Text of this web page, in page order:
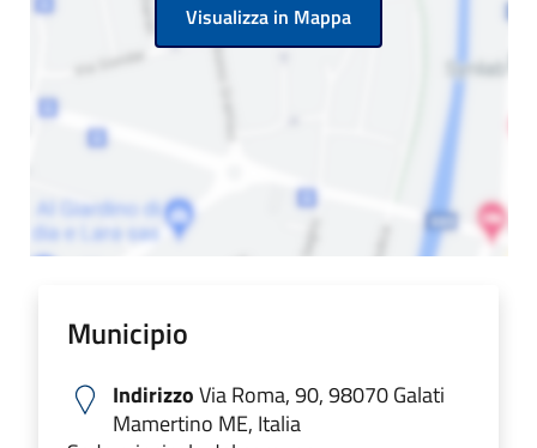
Visualizza in Mappa
Municipio
IndirizzoVia Roma, 90, 98070 Galati
Mamertino ME, Italia